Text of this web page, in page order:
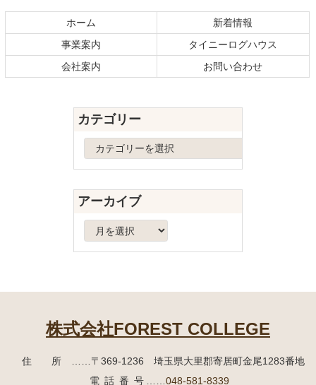
ン
文
の
へ
ホーム
新着情報
事業案内
タイニーログハウス
会社案内
お問い合わせ
カテゴリー
リ
ー
アーカイブ
ー
カ
株式会社FOREST COLLEGE
住所……〒369-1236 埼玉県大里郡寄居町金尾1283番地
電話番号
048-581-8339